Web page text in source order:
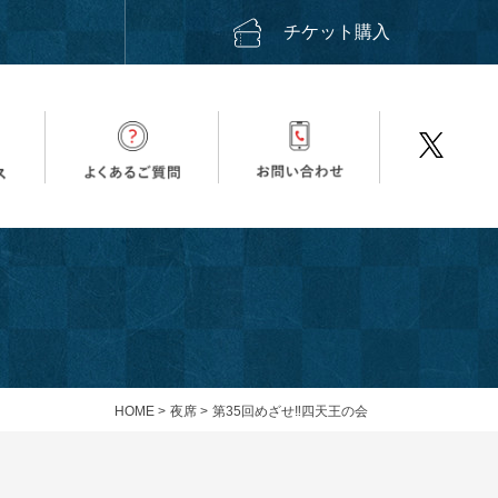
チケット購入
HOME > 夜席 > 第35回めざせ‼四天王の会